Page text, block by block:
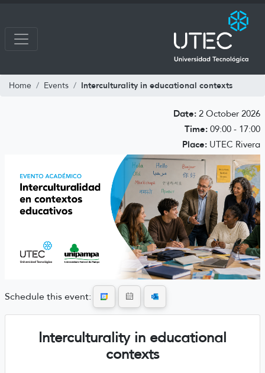
Home Events Interculturality in educational contexts
Date: 2 October 2026
Time: 09:00 - 17:00
Place: UTEC Rivera
Schedule this event:
Interculturality in educational
contexts